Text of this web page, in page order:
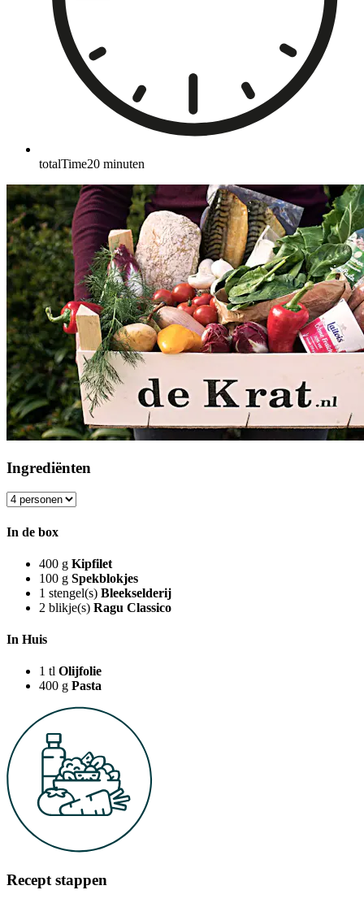
totalTime20 minuten
Ingrediënten
In de box
400 g Kipfilet
100 g Spekblokjes
1 stengel(s) Bleekselderij
2 blikje(s) Ragu Classico
In Huis
1 tl Olijfolie
400 g Pasta
Recept stappen